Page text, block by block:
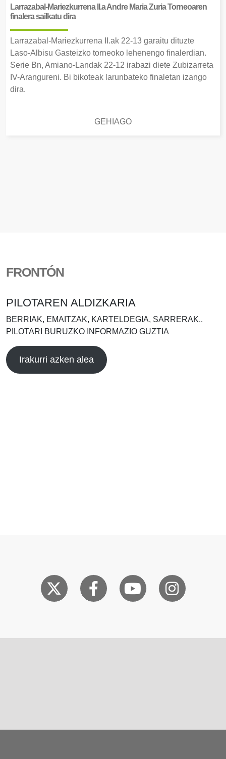
Larrazabal-Mariezkurrena II.a Andre Maria Zuria Torneoaren
finalera sailkatu dira
Larrazabal-Mariezkurrena II.ak 22-13 garaitu dituzte
Laso-Albisu Gasteizko torneoko lehenengo finalerdian.
Serie Bn, Amiano-Landak 22-12 irabazi diete Zubizarreta
IV-Arangureni. Bi bikoteak larunbateko finaletan izango
dira.
GEHIAGO
FRONTÓN
PILOTAREN ALDIZKARIA
BERRIAK, EMAITZAK, KARTELDEGIA, SARRERAK..
PILOTARI BURUZKO INFORMAZIO GUZTIA
Irakurri azken alea